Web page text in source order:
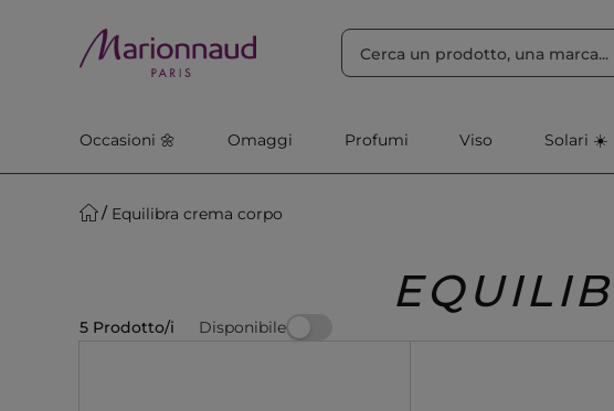
Occasioni 🌼 Omaggi Profumi Viso Solari ☀️
Equilibra crema corpo
5 Prodotto/i Disponibile